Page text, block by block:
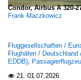
Condor, Airbus A 320-
Frank Maczkowicz
Fluggesellschaften /
Flughäfen /
EDDB),
 21. 01.07.2026